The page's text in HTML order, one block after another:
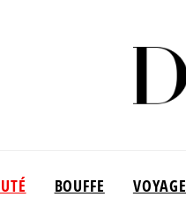
BOUFFE VOYAGE